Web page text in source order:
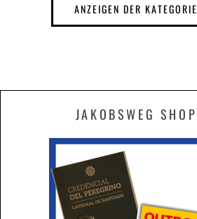
ANZEIGEN DER KATEGORIE
JAKOBSWEG SHOP